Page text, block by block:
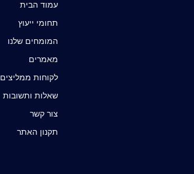
עמוד הבית
תחומי ייעוץ
המומחים שלנו
מאמרים
לקוחות ממליצים
שאלות ותשובות
צור קשר
תקנון האתר